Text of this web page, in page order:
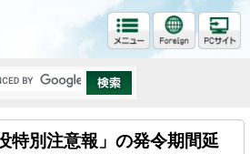
特別注意報」の発令期間延